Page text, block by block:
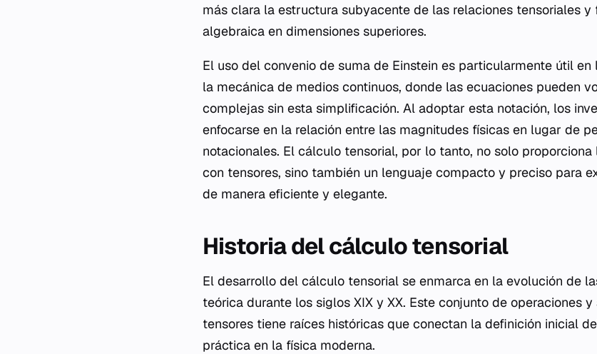
más clara la estructura subyacente de las relaciones tensoriales
algebraica en dimensiones superiores.
El uso del convenio de suma de Einstein es particularmente útil
la mecánica de medios continuos, donde las ecuaciones pueden
complejas sin esta simplificación. Al adoptar esta notación, los
enfocarse en la relación entre las magnitudes físicas en lugar de
notacionales. El cálculo tensorial, por lo tanto, no solo
con tensores, sino también un lenguaje compacto y preciso para
de manera eficiente y elegante.
Historia del cálculo tensorial
El desarrollo del cálculo tensorial se enmarca en la evolución de
teórica durante los siglos XIX y XX. Este conjunto de operaciones
tensores tiene raíces históricas que conectan la definición inicial
práctica en la física moderna.